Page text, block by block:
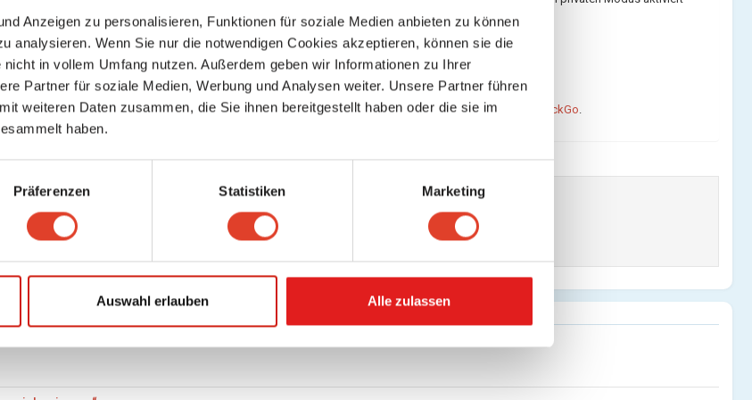
Anzeigen zu personalisieren, Funktionen für soziale Medien anbieten zu können
analysieren. Wenn Sie nur die notwendigen Cookies akzeptieren, können sie die
in vollem Umfang nutzen. Außerdem geben wir Informationen zu Ihrer
Partner für soziale Medien, Werbung und Analysen weiter. Unsere Partner führen
weiteren Daten zusammen, die Sie ihnen bereitgestellt haben oder die sie im
haben.
Präferenzen Statistiken Marketing
Auswahl erlauben Alle zulassen
der Fall ist, kannst du das wie folgt ändern:
touch
nicht dabei ist, findest du es sicher mit deiner Suchmaschine, wir empfehlen für die Suche DuckDuckGo.
06. March 2025 um 13:09 - Total 1 stimmen ab Ja